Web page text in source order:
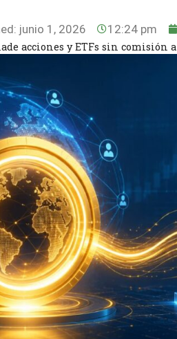
junio 1, 2026 12:24 pm
acciones y ETFs sin comisión